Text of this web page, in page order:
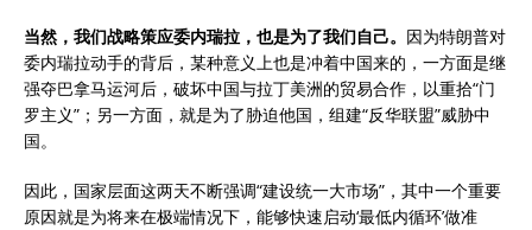
当然，我们战略策应委内瑞拉，也是为了我们自己。 因为特朗普对
委内瑞拉动手的背后，某种意义上也是冲着中国来的，一方面是继
强夺巴拿马运河后，破坏中国与拉丁美洲的贸易合作，以重拾“门
罗主义”；另一方面，就是为了胁迫他国，组建“反华联盟”威胁中
国。
因此，国家层面这两天不断强调“建设统一大市场”，其中一个重要
原因就是为将来在极端情况下，能够快速启动‘最低内循环’做准